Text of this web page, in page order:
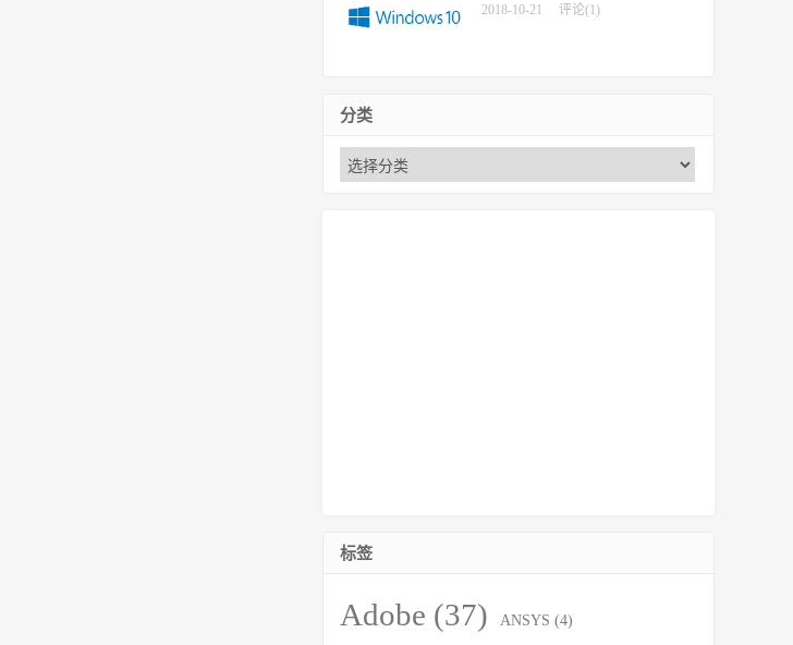
2018-10-21 评论(1)
分类
标签
Adobe (37) ANSYS (4)